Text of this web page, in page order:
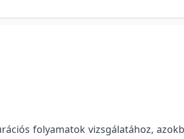
folyamatok vizsgálatához,